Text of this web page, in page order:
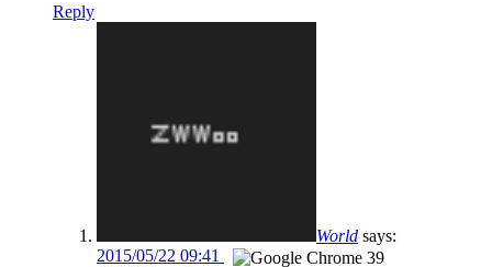
Reply
World says:
2015/05/22 09:41